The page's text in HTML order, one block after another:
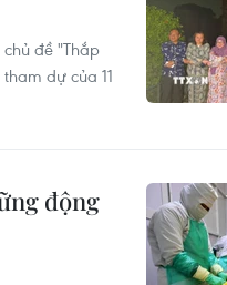
đề "Thắp
dự của 11
động